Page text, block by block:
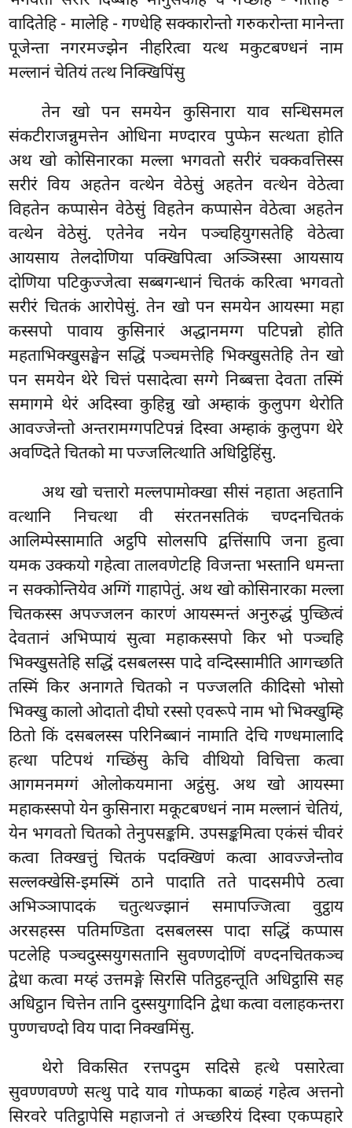
वादितेहि - मालेहि - गण्धेहि सक्कारोन्तो गरुकरोन्ता मानेन्ता
पूजेन्ता नगरमज्झेन नीहरित्वा यत्थ मकुटबण्धनं नाम
मल्लानं चेतियं तत्थ निक्खिपिंसु
तेन खो पन समयेन कुसिनारा याव सन्धिसमल
संकटीराजन्नुमत्तेन ओधिना मण्दारव पुप्फेन सत्थता होति
अथ खो कोसिनारका मल्ला भगवतो सरीरं चक्कवत्तिस्स
सरीरं विय अहतेन वत्थेन वेठेसुं अहतेन वत्थेन वेठेत्वा
विहतेन कप्पासेन वेठेसुं विहतेन कप्पासेन वेठेत्वा अहतेन
वत्थेन वेठेसुं. एतेनेव नयेन पञ्चहियुगसतेहि वेठेत्वा
आयसाय तेलदोणिया पक्खिपित्वा अञ्ञिस्सा आयसाय
दोणिया पटिकुज्जेत्वा सब्बगन्धानं चितकं करित्वा भगवतो
सरीरं चितकं आरोपेसुं. तेन खो पन समयेन आयस्मा महा
कस्सपो पावाय कुसिनारं अद्धानमग्ग पटिपन्नो होति
महताभिक्खुसङ्घेन सद्धिं पञ्चमत्तेहि भिक्खुसतेहि तेन खो
पन समयेन थेरे चित्तं पसादेत्वा सग्गे निब्बत्ता देवता तस्मिं
समागमे थेरं अदिस्वा कुहिन्नु खो अम्हाकं कुलुपग थेरोति
आवज्जेन्तो अन्तरामग्गपटिपन्नं दिस्वा अम्हाकं कुलुपग थेरे
अवण्दिते चितको मा पज्जलित्थाति अधिट्ठिहिंसु.
अथ खो चत्तारो मल्लपामोक्खा सीसं नहाता अहतानि
वत्थानि निचत्था वी संरतनसतिकं चण्दनचितकं
आलिम्पेस्सामाति अट्ठपि सोलसपि द्वत्तिंसापि जना हुत्वा
यमक उक्कयो गहेत्वा तालवणेटहि विजन्ता भस्तानि धमन्ता
न सक्कोन्तियेव अग्गिं गाहापेतुं. अथ खो कोसिनारका मल्ला
चितकस्स अपज्जलन कारणं आयस्मन्तं अनुरुद्धं पुच्छित्वं
देवतानं अभिप्पायं सुत्वा महाकस्सपो किर भो पञ्चहि
भिक्खुसतेहि सद्धिं दसबलस्स पादे वन्दिस्सामीति आगच्छति
तस्मिं किर अनागते चितको न पज्जलति कीदिसो भोसो
भिक्खु कालो ओदातो दीघो रस्सो एवरूपे नाम भो भिक्खुम्हि
ठितो किं दसबलस्स परिनिब्बानं नामाति देचि गण्धमालादि
हत्था पटिपथं गच्छिंसु केचि वीथियो विचित्ता कत्वा
आगमनमग्गं ओलोकयमाना अट्ठंसु. अथ खो आयस्मा
महाकस्सपो येन कुसिनारा मकूटबण्धनं नाम मल्लानं चेतियं,
येन भगवतो चितको तेनुपसङ्कमि. उपसङ्कमित्वा एकंसं चीवरं
कत्वा तिक्खत्तुं चितकं पदक्खिणं कत्वा आवज्जेन्तोव
सल्लक्खेसि-इमस्मिं ठाने पादाति तते पादसमीपे ठत्वा
अभिञ्ञापादकं चतुत्थज्झानं समापज्जित्वा वुट्ठाय
अरसहस्स पतिमण्डिता दसबलस्स पादा सद्धिं कप्पास
पटलेहि पञ्चदुस्सयुगसतानि सुवण्णदोणिं वण्दनचितकञ्च
द्वेधा कत्वा मय्हं उत्तमङ्गे सिरसि पतिट्ठहन्तूति अधिट्ठासि सह
अधिट्ठान चित्तेन तानि दुस्सयुगादिनि द्वेधा कत्वा वलाहकन्तरा
पुण्णचण्दो विय पादा निक्खमिंसु.
थेरो विकसित रत्तपदुम सदिसे हत्थे पसारेत्वा
सुवण्णवण्णे सत्थु पादे याव गोप्फका बाळ्हं गहेत्व अत्तनो
सिरवरे पतिट्ठापेसि महाजनो तं अच्छरियं दिस्वा एकप्पहारे